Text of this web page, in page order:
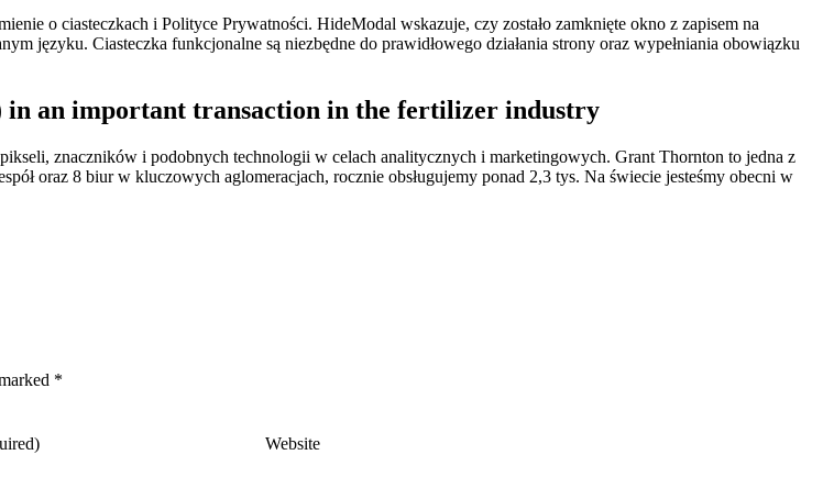
o ciasteczkach i Polityce Prywatności. HideModal wskazuje, czy zostało zamknięte okno z zapisem na
języku. Ciasteczka funkcjonalne są niezbędne do prawidłowego działania strony oraz wypełniania obowiązku
an important transaction in the fertilizer industry
znaczników i podobnych technologii w celach analitycznych i marketingowych. Grant Thornton to jedna z
oraz 8 biur w kluczowych aglomeracjach, rocznie obsługujemy ponad 2,3 tys. Na świecie jesteśmy obecni w
*
Website